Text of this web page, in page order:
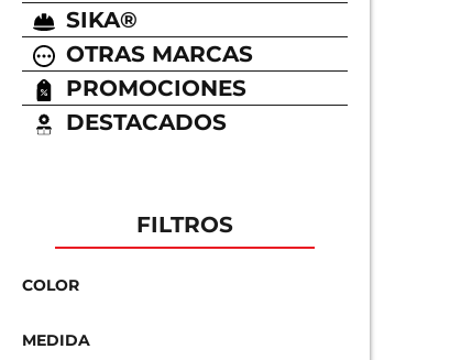
SIKA®
OTRAS MARCAS
PROMOCIONES
DESTACADOS
FILTROS
COLOR
MEDIDA